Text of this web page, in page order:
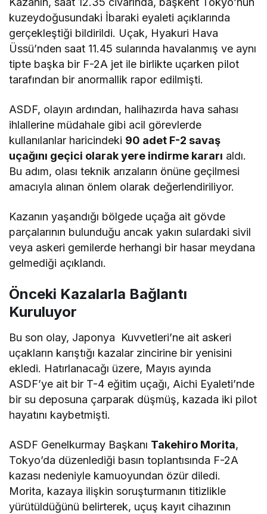
kuzeydoğusundaki İbaraki eyaleti açıklarında
gerçekleştiği bildirildi. Uçak, Hyakuri Hava
Üssü’nden saat 11.45 sularında havalanmış ve aynı
tipte başka bir F-2A jet ile birlikte uçarken pilot
tarafından bir anormallik rapor edilmişti.
ASDF, olayın ardından, halihazırda hava sahası
ihlallerine müdahale gibi acil görevlerde
kullanılanlar haricindeki 90 adet F-2 savaş
uçağını geçici olarak yere indirme kararı aldı.
Bu adım, olası teknik arızaların önüne geçilmesi
amacıyla alınan önlem olarak değerlendiriliyor.
Kazanın yaşandığı bölgede uçağa ait gövde
parçalarının bulunduğu ancak yakın sulardaki sivil
veya askeri gemilerde herhangi bir hasar meydana
gelmediği açıklandı.
Önceki Kazalarla Bağlantı
Kuruluyor
Bu son olay, Japonya Kuvvetleri’ne ait askeri
uçakların karıştığı kazalar zincirine bir yenisini
ekledi. Hatırlanacağı üzere, Mayıs ayında
ASDF’ye ait bir T-4 eğitim uçağı, Aichi Eyaleti’nde
bir su deposuna çarparak düşmüş, kazada iki pilot
hayatını kaybetmişti.
ASDF Genelkurmay Başkanı Takehiro Morita,
Tokyo’da düzenlediği basın toplantısında F-2A
kazası nedeniyle kamuoyundan özür diledi.
Morita, kazaya ilişkin soruşturmanın titizlikle
yürütüldüğünü belirterek, uçuş kayıt cihazının